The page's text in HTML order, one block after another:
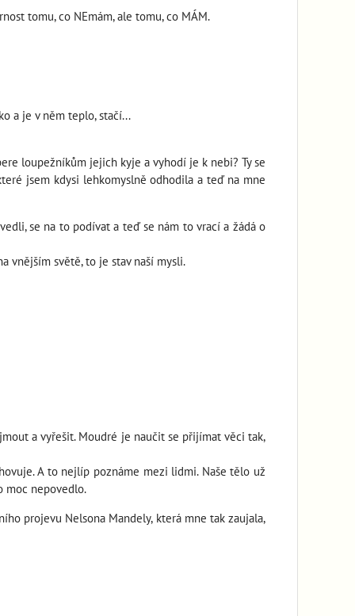
tomu, co NEmám, ale tomu, co MÁM.
a je v něm teplo, stačí...
loupežníkům jejich kyje a vyhodí je k nebi? Ty se
jsem kdysi lehkomyslně odhodila a teď na mne
se na to podívat a teď se nám to vrací a žádá o
vnějším světě, to je stav naší mysli.
a vyřešit. Moudré je naučit se přijímat věci tak,
A to nejlíp poznáme mezi lidmi. Naše tělo už
moc nepovedlo.
projevu Nelsona Mandely, která mne tak zaujala,